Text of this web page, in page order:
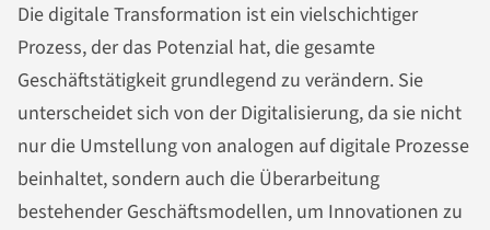
Die digitale Transformation ist ein vielschichtiger
Prozess, der das Potenzial hat, die gesamte
Geschäftstätigkeit grundlegend zu verändern. Sie
unterscheidet sich von der Digitalisierung, da sie nicht
nur die Umstellung von analogen auf digitale Prozesse
beinhaltet, sondern auch die Überarbeitung
bestehender Geschäftsmodellen, um Innovationen zu